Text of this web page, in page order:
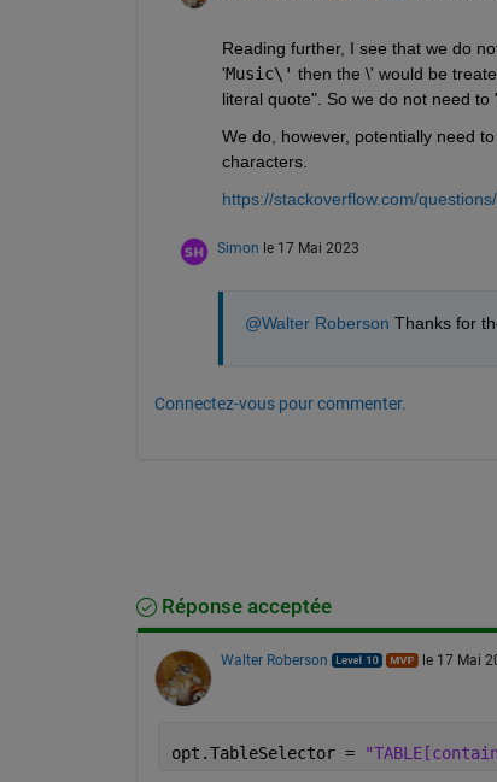
Reading further, I see that we do
'Music\' then the \' would be
literal quote". So we do not need
We do, however, potentially need
characters.
https://stackoverflow.com/
Simon le 17 Mai 2023
@Walter Roberson Thanks for
Connectez-vous pour commenter.
Réponse acceptée
Walter Roberson le 17 Mai
opt.TableSelector =